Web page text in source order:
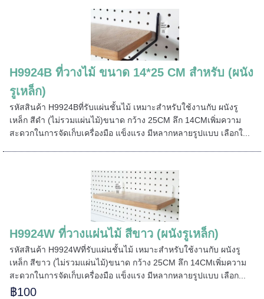
H9924B ที่วางไม้ ขนาด 14*25 CM สำหรับ (ผนัง
รูเหล็ก)
รหัสสินค้า H9924Bที่รับแผ่นชั้นไม้ เหมาะสำหรับใช้งานกับ ผนังรู
เหล็ก สีดำ (ไม่รวมแผ่นไม้)ขนาด กว้าง 25CM ลึก 14CMเพิ่มความ
สะดวกในการจัดเก็บเครื่องมือ แข็งแรง มีหลากหลายรูปแบบ เลือกใ...
H9924W ที่วางแผ่นไม้ สีขาว (ผนังรูเหล็ก)
รหัสสินค้า H9924Wที่รับแผ่นชั้นไม้ เหมาะสำหรับใช้งานกับ ผนังรู
เหล็ก สีขาว (ไม่รวมแผ่นไม้)ขนาด กว้าง 25CM ลึก 14CMเพิ่มความ
สะดวกในการจัดเก็บเครื่องมือ แข็งแรง มีหลากหลายรูปแบบ เลือก...
฿100